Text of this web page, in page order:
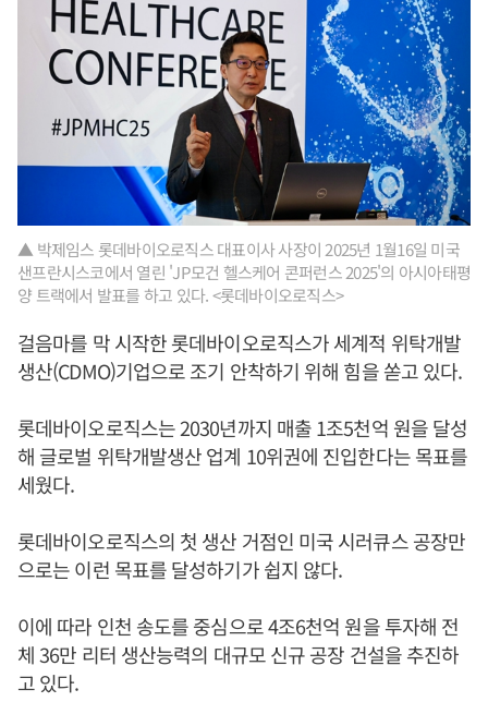
▲ 박제임스 롯데바이오로직스 대표이사 사장이 2025년 1월16일 미국
샌프란시스코에서 열린 'JP모건 헬스케어 콘퍼런스 2025'의 아시아태평
양 트랙에서 발표를 하고 있다. <롯데바이오로직스>
걸음마를 막 시작한 롯데바이오로직스가 세계적 위탁개발
생산(CDMO)기업으로 조기 안착하기 위해 힘을 쏟고 있다.
롯데바이오로직스는 2030년까지 매출 1조5천억 원을 달성
해 글로벌 위탁개발생산 업계 10위권에 진입한다는 목표를
세웠다.
롯데바이오로직스의 첫 생산 거점인 미국 시러큐스 공장만
으로는 이런 목표를 달성하기가 쉽지 않다.
이에 따라 인천 송도를 중심으로 4조6천억 원을 투자해 전
체 36만 리터 생산능력의 대규모 신규 공장 건설을 추진하
고 있다.